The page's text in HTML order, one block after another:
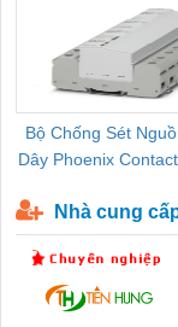
Bộ Chống Sét
Dây Phoenix
Nhà cung